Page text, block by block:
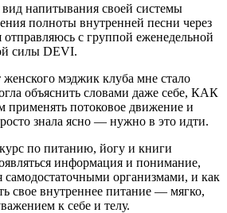
напитывания своей системы
полноты внутренней песни через
с группой еженедельной
силы DEVI.
мэджик клуба мне стало
объяснить словами даже себе, КАК
потоковое движение и
знала ясно — нужно в это идти.
по питанию, йогу и книги
информация и понимание,
самодостаточными организмами, и как
свое внутреннее питание — мягко,
к себе и телу.